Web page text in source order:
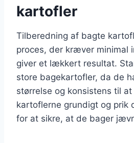
kartofler
Tilberedning af bagte
proces, der kræver minimal
giver et lækkert resultat.
store bagekartofler, da de
størrelse og konsistens til
kartoflerne grundigt og prik
for at sikre, at de bager